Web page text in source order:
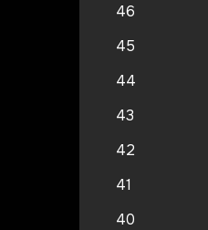
46
45
44
43
42
41
40